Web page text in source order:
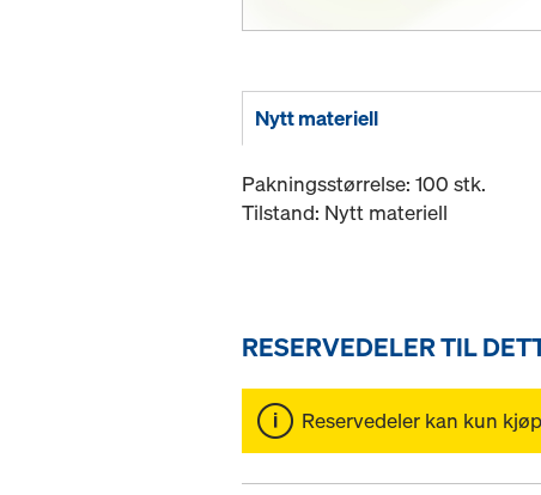
Nytt materiell
Pakningsstørrelse: 100 stk.
Tilstand: Nytt materiell
RESERVEDELER TIL
Reservedeler kan kun